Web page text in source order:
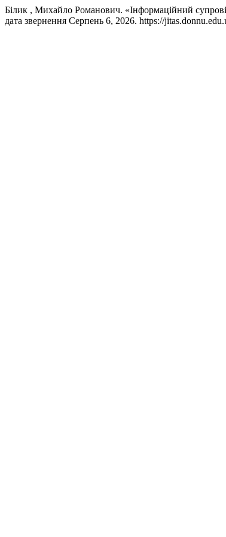
Білик , Михайло Романович. «Інформаційний
дата звернення Серпень 6, 2026. https://